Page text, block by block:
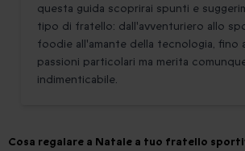
questa guida scoprirai spunti e
tipo di fratello: dall'avventuriero allo
foodie all'amante della tecnologia, fino
passioni particolari ma merita
indimenticabile.
Cosa regalare a Natale a tuo fratello